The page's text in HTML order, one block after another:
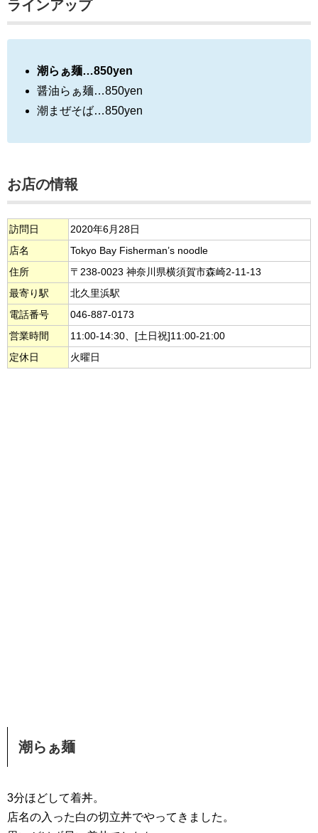
ラインアップ
潮らぁ麺…850yen
醤油らぁ麺…850yen
潮まぜそば…850yen
お店の情報
訪問日
2020年6月28日
店名
Tokyo Bay Fisherman’s noodle
住所
〒238-0023 神奈川県横須賀市森崎2-11-13
最寄り駅
北久里浜駅
電話番号
046-887-0173
営業時間
11:00-14:30、[土日祝]11:00-21:00
定休日
火曜日
潮らぁ麺
3分ほどして着丼。
店名の入った白の切立丼でやってきました。